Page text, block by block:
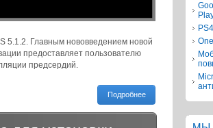
5.1.2. Главным нововведением новой
предоставляет пользователю
предсердий.
Подробнее